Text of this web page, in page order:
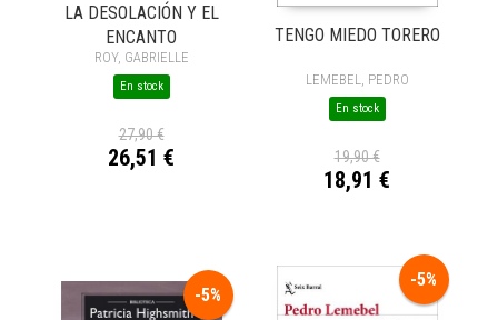
LA DESOLACIÓN Y EL
ENCANTO
ROY, GABRIELLE
En stock
27,90 €
26,51 €
TENGO MIEDO TORERO
LEMEBEL, PEDRO
En stock
19,90 €
18,91 €
-5%
-5%